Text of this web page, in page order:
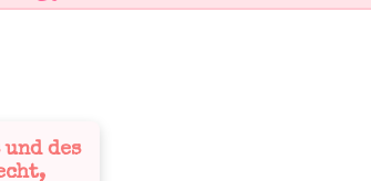
und des